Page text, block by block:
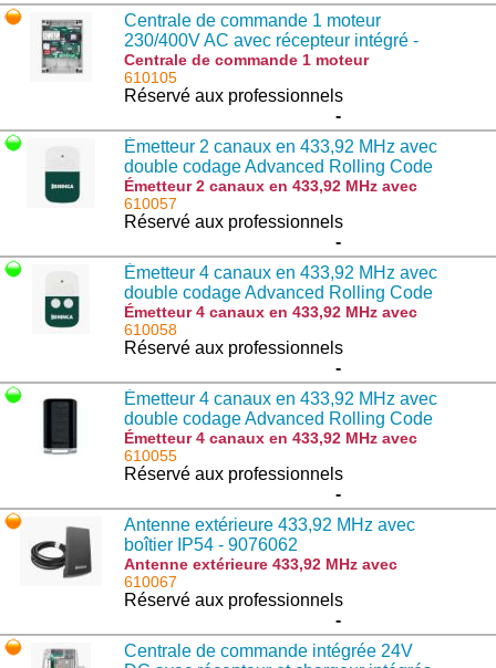
Centrale de commande 1 moteur
230/400V AC avec récepteur intégré -
9176251
Centrale de commande 1 moteur
230/400V AC avec récepteur intégré -
9176251 : THINKY
610105
Réservé aux professionnels
-
Émetteur 2 canaux en 433,92 MHz avec
double codage Advanced Rolling Code
(ARC) et Rolling Code - 9863202
Émetteur 2 canaux en 433,92 MHz avec
double codage Advanced Rolling Code
(ARC) et Rolling Code - 9863202 :
610057
Réservé aux professionnels
-
Émetteur 4 canaux en 433,92 MHz avec
double codage Advanced Rolling Code
(ARC) et Rolling Code - 9863203
Émetteur 4 canaux en 433,92 MHz avec
double codage Advanced Rolling Code
(ARC) et Rolling Code - 9863203 :
610058
Réservé aux professionnels
-
Émetteur 4 canaux en 433,92 MHz avec
double codage Advanced Rolling Code
(ARC) et Rolling Code - 9863198
Émetteur 4 canaux en 433,92 MHz avec
double codage Advanced Rolling Code
(ARC) et Rolling Code - 9863198 :
610055
Réservé aux professionnels
-
Antenne extérieure 433,92 MHz avec
boîtier IP54 - 9076062
Antenne extérieure 433,92 MHz avec
boîtier IP54 - 9076062 : AWO
610067
Réservé aux professionnels
-
Centrale de commande intégrée 24V